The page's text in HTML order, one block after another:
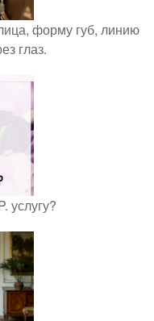
форму губ, линию
глаз.
услугу?